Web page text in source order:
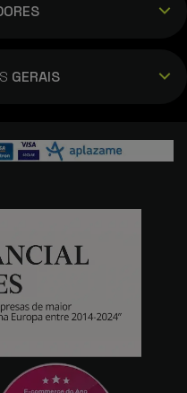
que eu esperava,
o envio
01/10/2025
fácil de fazer
me deixa muito
Cinzento
GERAIS